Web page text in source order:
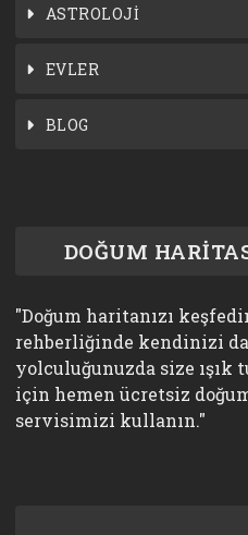
ASTROLOJİ
EVLER
BLOG
DOĞUM
"Doğum haritanızı
rehberliğinde kendinizi
yolculuğunuzda size
için hemen ücretsiz
servisimizi kullanın."